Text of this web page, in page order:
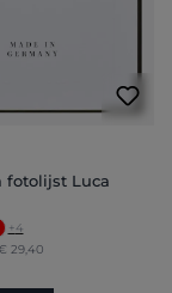
van 5 van 5
Luca
+4
€ 29,40